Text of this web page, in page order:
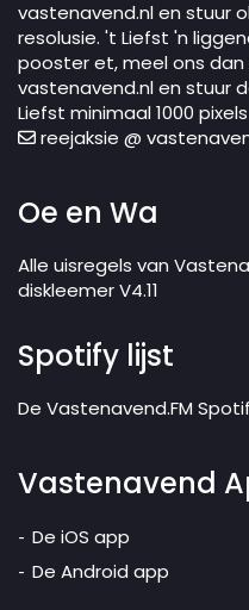
vastenavend.nl en stuur
resolusie. 't Liefst 'n
pooster et, meel ons dan
vastenavend.nl en stuur
Liefst minimaal 1000 pixels
reejaksie @
Oe en Wa
Alle uisregels van
diskleemer V4.11
Spotify lijst
De Vastenavend.FM
Vastenavend
De iOS app
De Android app